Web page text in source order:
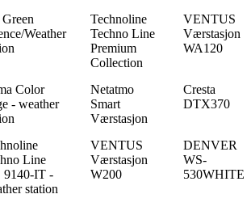
Weather
Technoline
Techno Line
Premium
Collection
VENTUS
Værstasjon
WA120
Color
- weather
Netatmo
Smart
Værstasjon
Cresta
DTX370
Line
9140-IT -
station
VENTUS
Værstasjon
W200
DENVER
WS-
530WHITE